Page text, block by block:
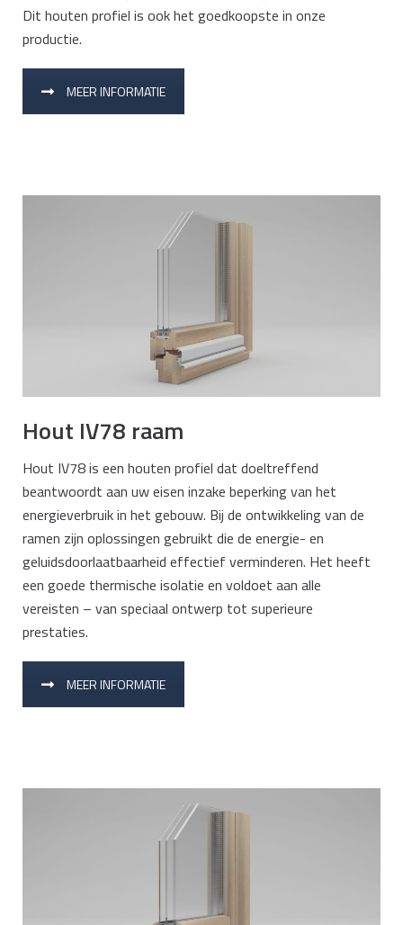
Dit houten profiel is ook het goedkoopste in onze
productie.
MEER INFORMATIE
Hout IV78 raam
Hout IV78 is een houten profiel dat doeltreffend
beantwoordt aan uw eisen inzake beperking van het
energieverbruik in het gebouw. Bij de ontwikkeling van de
ramen zijn oplossingen gebruikt die de energie- en
geluidsdoorlaatbaarheid effectief verminderen. Het heeft
een goede thermische isolatie en voldoet aan alle
vereisten – van speciaal ontwerp tot superieure
prestaties.
MEER INFORMATIE